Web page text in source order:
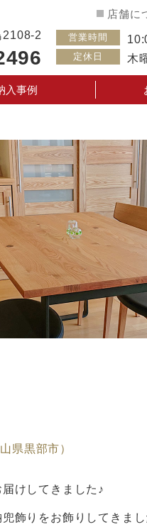
店舗に
2108-2
営業時間
定休日 木
入事例
県黒部市）
けしてきました♪
飾りをお飾りしてきまし